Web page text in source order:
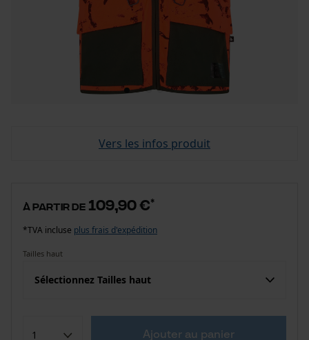
Vers les infos produit
à partir de 109,90 €*
*TVA incluse plus frais d'expédition
Tailles haut
Sélectionnez Tailles haut
Ajouter au panier